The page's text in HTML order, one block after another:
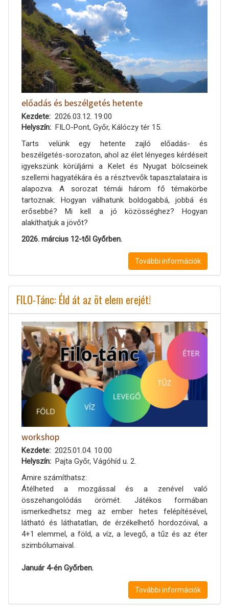
előadás és beszélgetés hetente
Kezdete
2026.03.12. 19:00
Helyszín
FILO-Pont, Győr, Kálóczy tér 15.
Tarts velünk egy hetente zajló előadás- és
beszélgetés-sorozaton, ahol az élet lényeges kérdéseit
igyekszünk körüljárni a Kelet és Nyugat bölcseinek
szellemi hagyatékára és a résztvevők tapasztalataira is
alapozva. A sorozat témái három fő témakörbe
tartoznak: Hogyan válhatunk boldogabbá, jobbá és
erősebbé? Mi kell a jó közösséghez? Hogyan
alakíthatjuk a jövőt?
2026. március 12-től Győrben.
További információk
FILO-Tánc: Éld át az öt elem erejét!
workshop
Kezdete
2025.01.04. 10:00
Helyszín
Pajta Győr, Vágóhíd u. 2.
Amire számíthatsz:
Átélheted a mozgással és a zenével való
összehangolódás örömét. Játékos formában
ismerkedhetsz meg az ember hetes felépítésével,
látható és láthatatlan, de érzékelhető hordozóival, a
4+1 elemmel, a föld, a víz, a levegő, a tűz és az éter
szimbólumaival.
Január 4-én Győrben.
További információk